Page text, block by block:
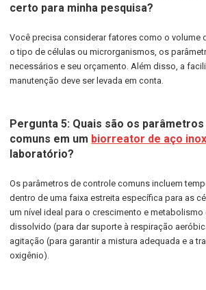
certo para minha pesquisa?
Você precisa considerar fatores como o volume
o tipo de células ou microrganismos, os
necessários e seu orçamento. Além disso, a
manutenção deve ser levada em conta.
Pergunta 5: Quais são os
comuns em um biorreator de aço
laboratório?
Os parâmetros de controle comuns incluem
dentro de uma faixa estreita específica para as
um nível ideal para o crescimento e metabolismo
dissolvido (para dar suporte à respiração
agitação (para garantir a mistura adequada e a
oxigênio).